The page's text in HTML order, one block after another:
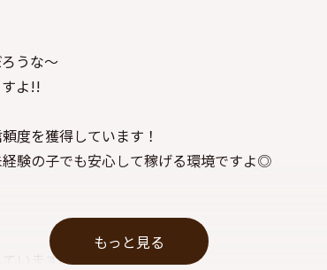
うな～
よ!!
度を獲得しています！
験の子でも安心して稼げる環境ですよ◎
います。
もっと見る